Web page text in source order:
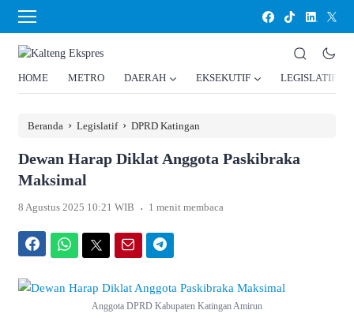
HOME METRO DAERAH EKSEKUTIF LEGISLATIF
Beranda › Legislatif › DPRD Katingan
Dewan Harap Diklat Anggota Paskibraka
Maksimal
8 Agustus 2025 10:21 WIB . 1 menit membaca
Anggota DPRD Kabupaten Katingan Amirun